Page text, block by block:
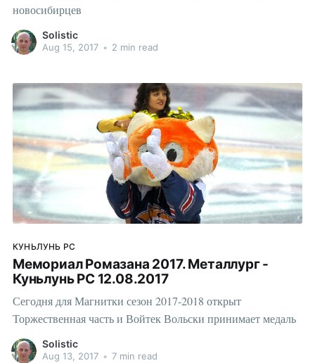
новосибирцев
Solistic
Aug 15, 2017 • 2 min read
КУНЬЛУНЬ РС
Мемориал Ромазана 2017. Металлург -
Куньлунь РС 12.08.2017
Сегодня для Магнитки сезон 2017-2018 открыт
Торжественная часть и Войтек Вольски принимает медаль
Solistic
Aug 13, 2017 • 7 min read